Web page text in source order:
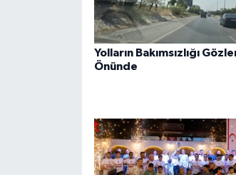
Yolların Bakımsızlığı
Önünde